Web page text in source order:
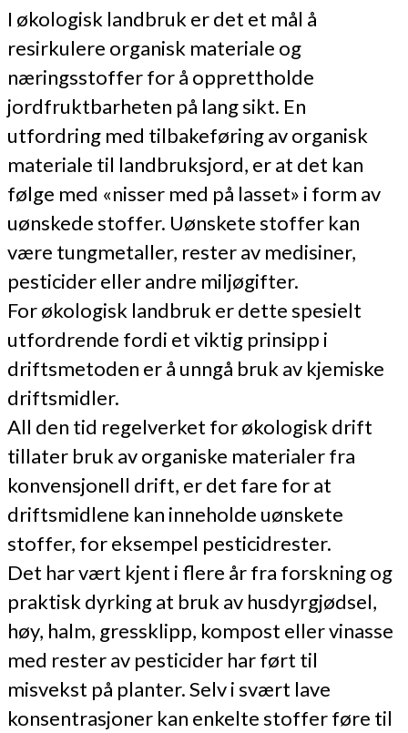
I økologisk landbruk er det et mål å
resirkulere organisk materiale og
næringsstoffer for å opprettholde
jordfruktbarheten på lang sikt. En
utfordring med tilbakeføring av organisk
materiale til landbruksjord, er at det kan
følge med «nisser med på lasset» i form av
uønskede stoffer. Uønskete stoffer kan
være tungmetaller, rester av medisiner,
pesticider eller andre miljøgifter.
For økologisk landbruk er dette spesielt
utfordrende fordi et viktig prinsipp i
driftsmetoden er å unngå bruk av kjemiske
driftsmidler.
All den tid regelverket for økologisk drift
tillater bruk av organiske materialer fra
konvensjonell drift, er det fare for at
driftsmidlene kan inneholde uønskete
stoffer, for eksempel pesticidrester.
Det har vært kjent i flere år fra forskning og
praktisk dyrking at bruk av husdyrgjødsel,
høy, halm, gressklipp, kompost eller vinasse
med rester av pesticider har ført til
misvekst på planter. Selv i svært lave
konsentrasjoner kan enkelte stoffer føre til